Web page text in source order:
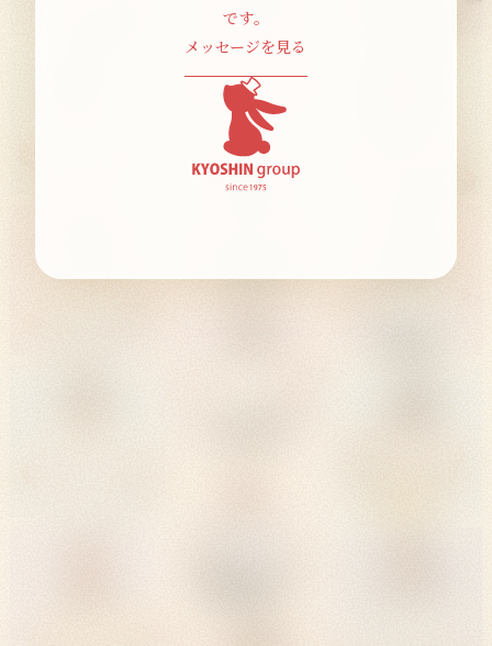
です。
メッセージを見る